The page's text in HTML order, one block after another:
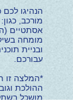
הנהיגו לכם
מורכב,
אסתטיים
מומחה
ובניית
עבורכם.
*המלצה זו
ההולכת
מושכל